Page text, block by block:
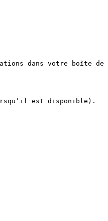
dans votre boîte de
est disponible).